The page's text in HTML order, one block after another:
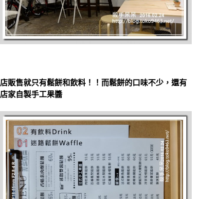
店販售就只有鬆餅和飲料！！而鬆餅的口味不少，還有
店家自製手工果醬